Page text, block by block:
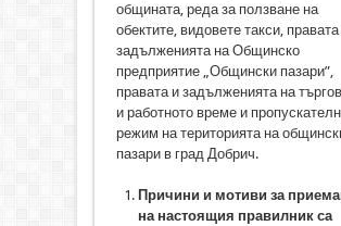
общината, реда за ползване на
обектите, видовете такси, правата
задълженията на Общинско
предприятие „Общински пазари”,
правата и задълженията на
и работното време и
режим на територията на
пазари в град Добрич.
Причини и мотиви за
на настоящия правилник са